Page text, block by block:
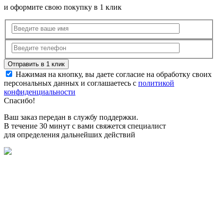
и оформите свою покупку в 1 клик
Нажимая на кнопку, вы даете согласие на обработку своих
персональных данных и соглашаетесь с политикой
конфиденциальности
Спасибо!
Ваш заказ передан в службу поддержки.
В течение 30 минут с вами свяжется специалист
для определения дальнейших действий